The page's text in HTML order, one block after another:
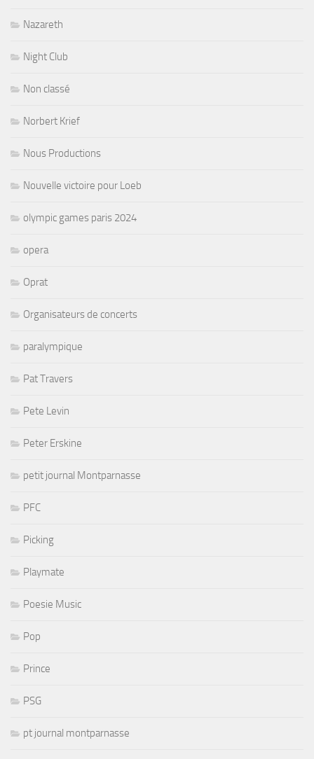
Nazareth
Night Club
Non classé
Norbert Krief
Nous Productions
Nouvelle victoire pour Loeb
olympic games paris 2024
opera
Oprat
Organisateurs de concerts
paralympique
Pat Travers
Pete Levin
Peter Erskine
petit journal Montparnasse
PFC
Picking
Playmate
Poesie Music
Pop
Prince
PSG
pt journal montparnasse